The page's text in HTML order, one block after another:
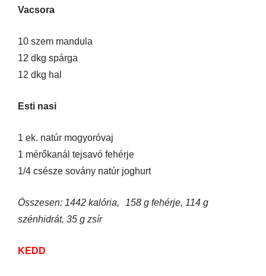
Vacsora
10 szem mandula
12 dkg spárga
12 dkg hal
Esti nasi
1 ek. natúr mogyoróvaj
1 mérőkanál tejsavó fehérje
1/4 csésze sovány natúr joghurt
Összesen: 1442 kalória,
158 g fehérje, 114 g
szénhidrát, 35 g zsír
KEDD